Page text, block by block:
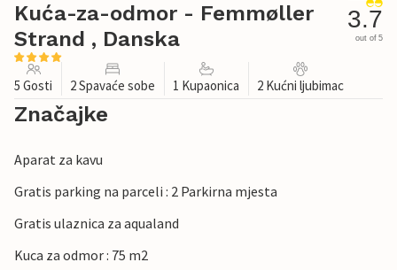
Kuća-za-odmor - Femmøller
Strand , Danska
3.7
out of 5
5 Gosti 2 Spavaće sobe 1 Kupaonica 2 Kućni ljubimac
Značajke
Aparat za kavu
Gratis parking na parceli : 2 Parkirna mjesta
Gratis ulaznica za aqualand
Kuca za odmor : 75 m2